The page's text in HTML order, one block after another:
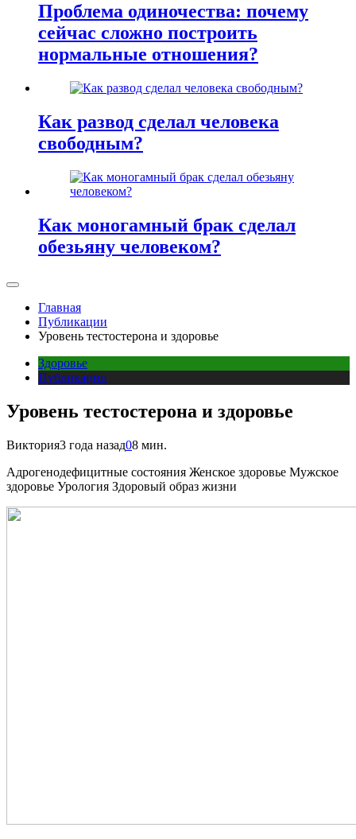
Проблема одиночества: почему
сейчас сложно построить
нормальные отношения?
Как развод сделал человека
свободным?
Как моногамный брак сделал
обезьяну человеком?
Главная
Публикации
Уровень тестостерона и здоровье
Здоровье
Публикации
Уровень тестостерона и здоровье
Виктория3 года назад08 мин.
Адрогенодефицитные состояния Женское здоровье Мужское
здоровье Урология Здоровый образ жизни